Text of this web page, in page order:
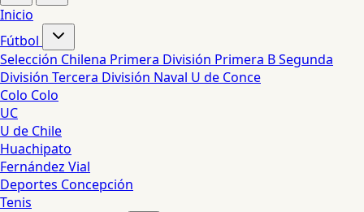
Inicio
Fútbol
Selección Chilena Primera División Primera BSegunda
División Tercera División Naval U de Conce
Colo Colo
UC
U de Chile
Huachipato
Fernández Vial
Deportes Concepción
Tenis